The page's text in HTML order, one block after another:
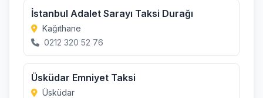
İstanbul Adalet Sarayı Taksi Durağı
Kağıthane
0212 320 52 76
Üsküdar Emniyet Taksi
Üsküdar